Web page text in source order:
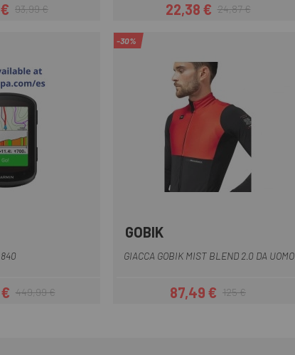
Prezzo
Prezzo base
93,99 €
Prezzo
22,38 €Prezzo base
24,87 €
Prezzo
Prezzo base
449,99 €
-30%
GOBIK
GIACCA GOBIK MIST BLEND 2.0 DA UOMO
Prezzo
87,49 €Prezzo base
125 €